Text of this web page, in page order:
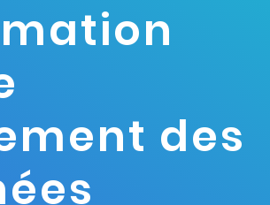
des